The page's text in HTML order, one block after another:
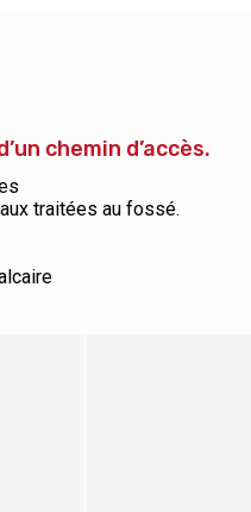
chemin d’accès.
traitées au fossé.